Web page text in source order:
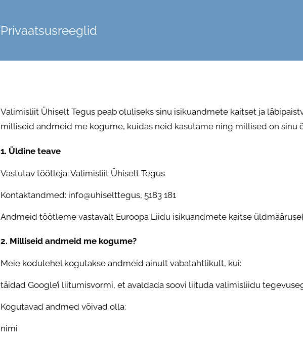
Privaatsusreeglid
Valimisliit Ühiselt Tegus peab oluliseks sinu isikuandmete kaitset ja
milliseid andmeid me kogume, kuidas neid kasutame ning millised on sinu
1. Üldine teave
Vastutav töötleja: Valimisliit Ühiselt Tegus
Kontaktandmed: info@uhiselttegus, 5183 181
Andmeid töötleme vastavalt Euroopa Liidu isikuandmete kaitse
2. Milliseid andmeid me kogume?
Meie kodulehel kogutakse andmeid ainult vabatahtlikult, kui:
täidad Google’i liitumisvormi, et avaldada soovi liituda valimisliidu
Kogutavad andmed võivad olla:
nimi